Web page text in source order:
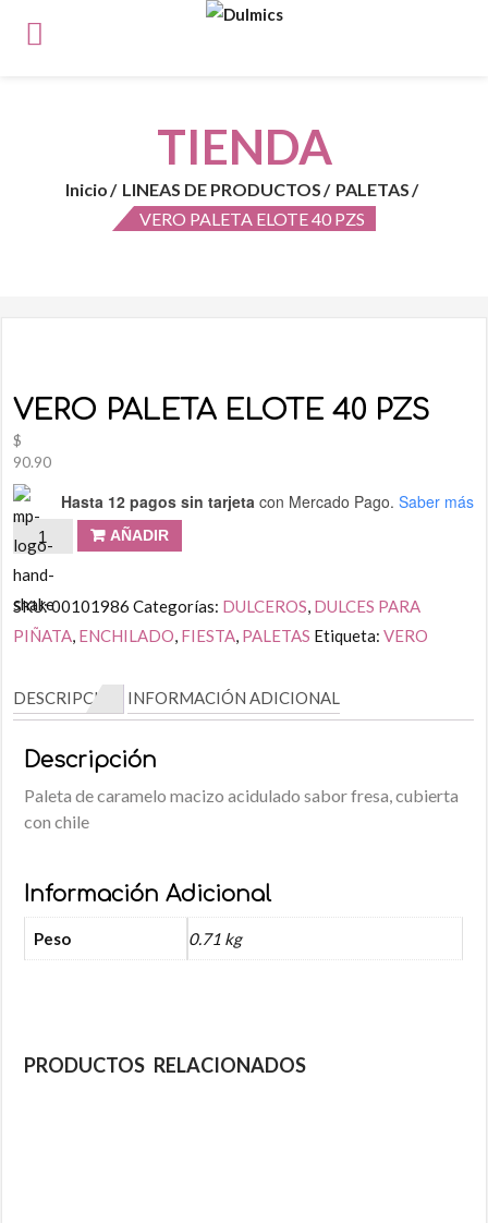
TIENDA
Inicio LINEAS DE PRODUCTOS
PALETAS
VERO PALETA ELOTE 40 PZS
VERO PALETA ELOTE 40 PZS
$
90.90
Hasta 12 pagos sin tarjeta con Mercado Pago. Saber más
AÑADIR
SKU:00101986 Categorías: DULCEROS, DULCES PARA
PIÑATA, ENCHILADO, FIESTA, PALETAS Etiqueta:VERO
DESCRIPCIÓN INFORMACIÓN ADICIONAL
Descripción
Paleta de caramelo macizo acidulado sabor fresa, cubierta
con chile
Información Adicional
Peso 0.71 kg
PRODUCTOS RELACIONADOS